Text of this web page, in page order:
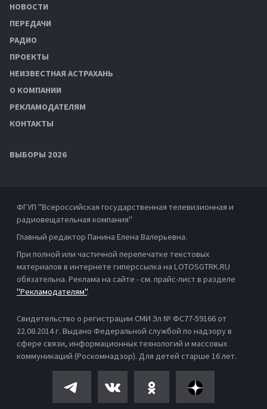
НОВОСТИ
ПЕРЕДАЧИ
РАДИО
ПРОЕКТЫ
НЕИЗВЕСТНАЯ АСТРАХАНЬ
О КОМПАНИИ
РЕКЛАМОДАТЕЛЯМ
КОНТАКТЫ
ВЫБОРЫ 2026
ФГУП "Всероссийская государственная телевизионная и
радиовещательная компания"
Главный редактор Панина Елена Валерьевна.
При полной или частичной перепечатке текстовых
материалов в интернете гиперссылка на LOTOSGTRK.RU
обязательна. Реклама на сайте - см. прайс-лист в разделе
"Рекламодателям".
Свидетельство о регистрации СМИ Эл № ФС77-59166 от
22.08.2014 г. Выдано Федеральной службой по надзору в
сфере связи, информационных технологий и массовых
коммуникаций (Роскомнадзор). Для детей старше 16 лет.